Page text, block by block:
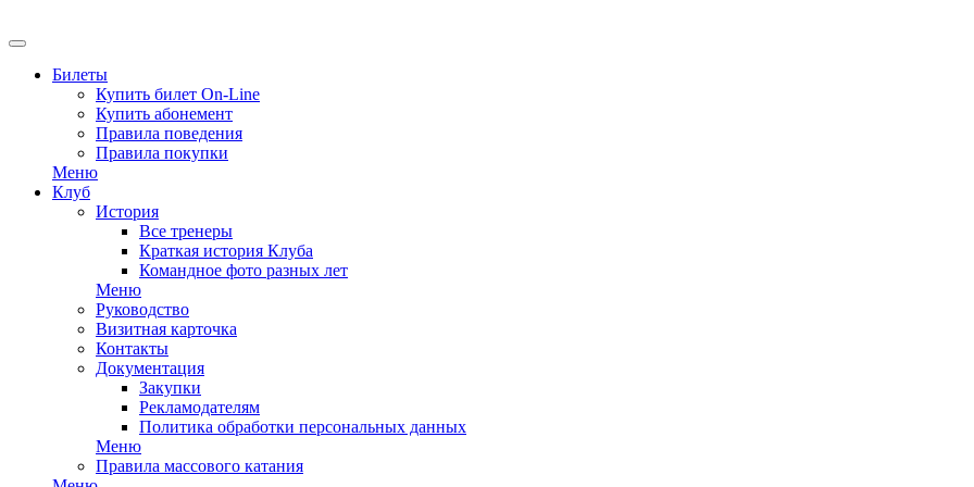
Билеты
Купить билет On-Line
Купить абонемент
Правила поведения
Правила покупки
Меню
Клуб
История
Все тренеры
Краткая история Клуба
Командное фото разных лет
Меню
Руководство
Визитная карточка
Контакты
Документация
Закупки
Рекламодателям
Политика обработки персональных данных
Меню
Правила массового катания